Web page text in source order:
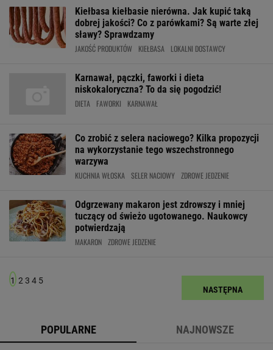
Kiełbasa kiełbasie nierówna. Jak kupić taką
dobrej jakości? Co z parówkami? Są warte złej
sławy? Sprawdzamy
JAKOŚĆ PRODUKTÓW KIEŁBASA LOKALNI DOSTAWCY
Karnawał, pączki, faworki i dieta
niskokaloryczna? To da się pogodzić!
DIETA FAWORKI KARNAWAŁ
Co zrobić z selera naciowego? Kilka propozycji
na wykorzystanie tego wszechstronnego
warzywa
KUCHNIA WŁOSKA SELER NACIOWY ZDROWE JEDZENIE
Odgrzewany makaron jest zdrowszy i mniej
tuczący od świeżo ugotowanego. Naukowcy
potwierdzają
MAKARON ZDROWE JEDZENIE
1 2 3 4 5
NASTĘPNA
POPULARNE NAJNOWSZE